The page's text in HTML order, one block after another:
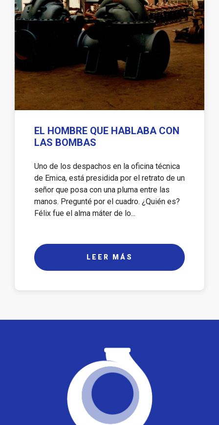
EL HOMBRE QUE HABLABA CON
LAS BOMBAS
Uno de los despachos en la oficina técnica
de Emica, está presidida por el retrato de un
señor que posa con una pluma entre las
manos. Pregunté por el cuadro. ¿Quién es?
Félix fue el alma máter de lo...
LEER MÁS